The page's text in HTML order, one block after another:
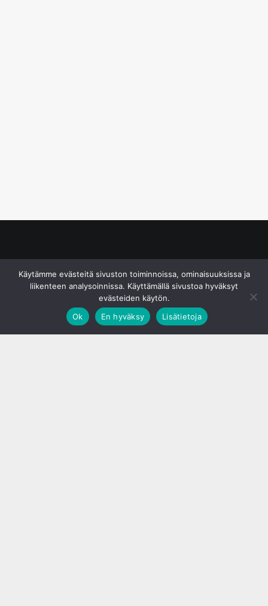
Käytämme evästeitä sivuston toiminnoissa, ominaisuuksissa ja
liikenteen analysoinnissa. Käyttämällä sivustoa hyväksyt
evästeiden käytön.
Ok
En hyväksy Lisätietoja